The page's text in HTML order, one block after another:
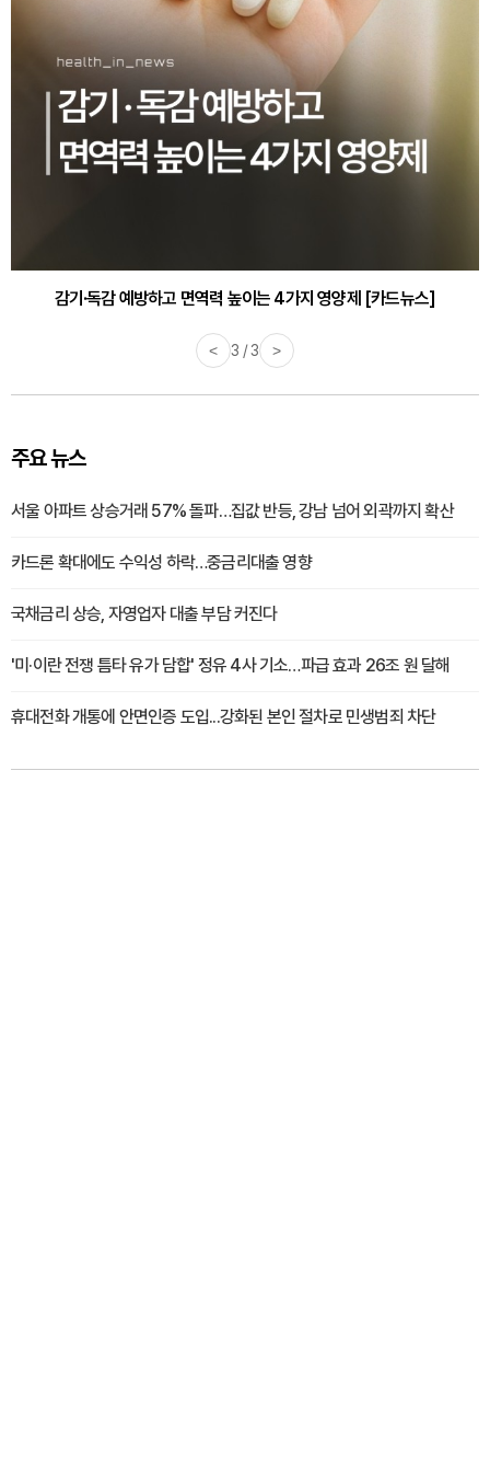
감기·독감 예방하고 면역력 높이는 4가지 영양제 [카드뉴스]
< 3 / 3 >
주요 뉴스
서울 아파트 상승거래 57% 돌파…집값 반등, 강남 넘어 외곽까지 확산
카드론 확대에도 수익성 하락…중금리대출 영향
국채금리 상승, 자영업자 대출 부담 커진다
'미·이란 전쟁 틈타 유가 담합' 정유 4사 기소…파급 효과 26조 원 달해
휴대전화 개통에 안면인증 도입...강화된 본인 절차로 민생범죄 차단